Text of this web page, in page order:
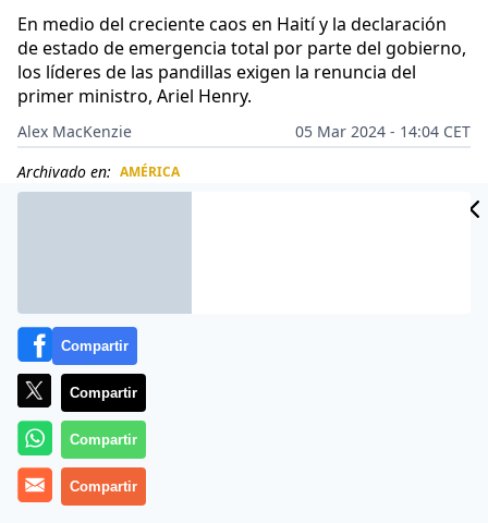
En medio del creciente caos en Haití y la declaración
de estado de emergencia total por parte del gobierno,
los líderes de las pandillas exigen la renuncia del
primer ministro, Ariel Henry.
Alex MacKenzie
05 Mar 2024 - 14:04 CET
Archivado en: AMÉRICA
Compartir
Compartir
Compartir
Compartir